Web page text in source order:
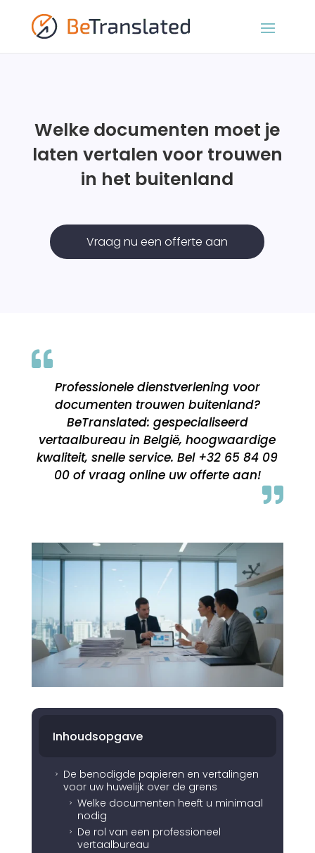
Welke documenten moet je
laten vertalen voor trouwen
in het buitenland
Vraag nu een offerte aan

Professionele dienstverlening voor
documenten trouwen buitenland?
BeTranslated: gespecialiseerd
vertaalbureau in België, hoogwaardige
kwaliteit, snelle service. Bel +32 65 84 09
00 of vraag online uw offerte aan!

Inhoudsopgave
5
De benodigde papieren en vertalingen
voor uw huwelijk over de grens
5
Welke documenten heeft u minimaal
nodig
5
De rol van een professioneel
vertaalbureau